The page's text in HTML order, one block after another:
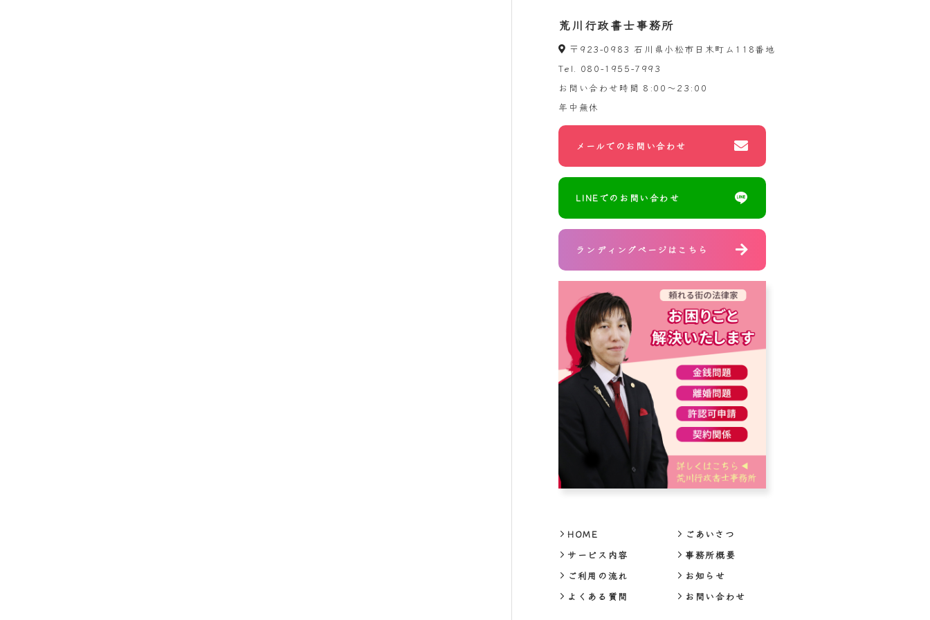
荒川行政書士事務所
〒923-0983 石川県小松市日末町ム118番地
Tel.
080-1955-7993
お問い合わせ時間 8:00～23:00
年中無休
メールでのお問い合わせ
LINEでのお問い合わせ
ランディングページはこちら
HOME
サービス内容
ご利用の流れ
よくある質問
ごあいさつ
事務所概要
お知らせ
お問い合わせ